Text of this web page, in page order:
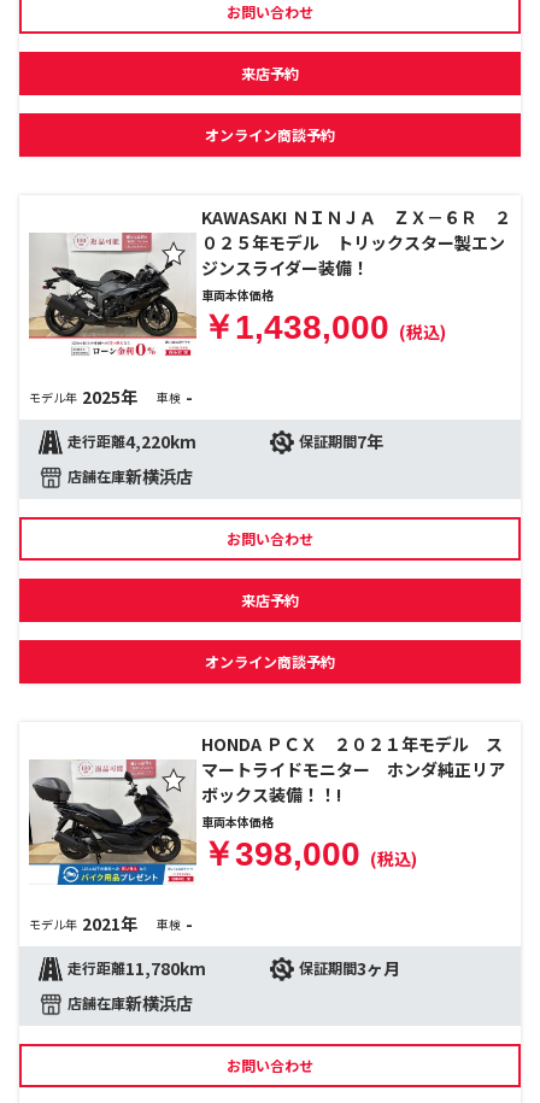
お問い合わせ
来店予約
オンライン商談予約
KAWASAKI ＮＩＮＪＡ ＺＸ－６Ｒ ２
０２５年モデル トリックスター製エン
ジンスライダー装備！
車両本体価格
￥1,438,000 (税込)
モデル年 2025年 車検 -
走行距離4,220km 保証期間7年
店舗在庫新横浜店
お問い合わせ
来店予約
オンライン商談予約
HONDA ＰＣＸ ２０２１年モデル ス
マートライドモニター ホンダ純正リア
ボックス装備！！!
車両本体価格
￥398,000 (税込)
モデル年 2021年 車検 -
走行距離11,780km 保証期間3ヶ月
店舗在庫新横浜店
お問い合わせ